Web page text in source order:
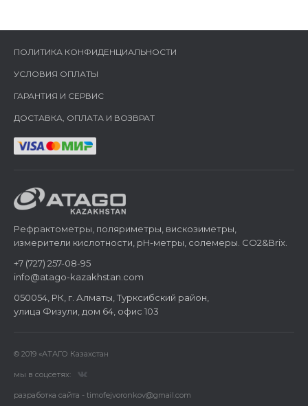
ПОЛИТИКА КОНФИДЕНЦИАЛЬНОСТИ
УСЛОВИЯ ОПЛАТЫ
ГАРАНТИЯ И СЕРВИС
ДОСТАВКА, ОПЛАТА И ВОЗВРАТ
Рефрактометры, поляриметры, вискозиметры,
измерители кислотности, pH-метры, солемеры. CO2&Brix.
+7 (727) 257-08-95
info@atago-kazakhstan.com
050054, РК, г. Алматы, Турксибский район,
улица Физули, дом 64, офис 103
© 2019 «АТАГО Казахстан
мы в соцсетях:
разработка сайта - timofejvoronkov@gmail.com